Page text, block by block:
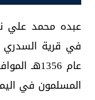
في قرية
المسلمون في